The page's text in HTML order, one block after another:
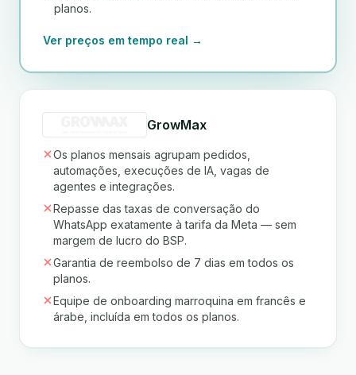
planos.
Ver preços em tempo real →
GrowMax
Os planos mensais agrupam pedidos,
automações, execuções de IA, vagas de
agentes e integrações.
Repasse das taxas de conversação do
WhatsApp exatamente à tarifa da Meta — sem
margem de lucro do BSP.
Garantia de reembolso de 7 dias em todos os
planos.
Equipe de onboarding marroquina em francês e
árabe, incluída em todos os planos.